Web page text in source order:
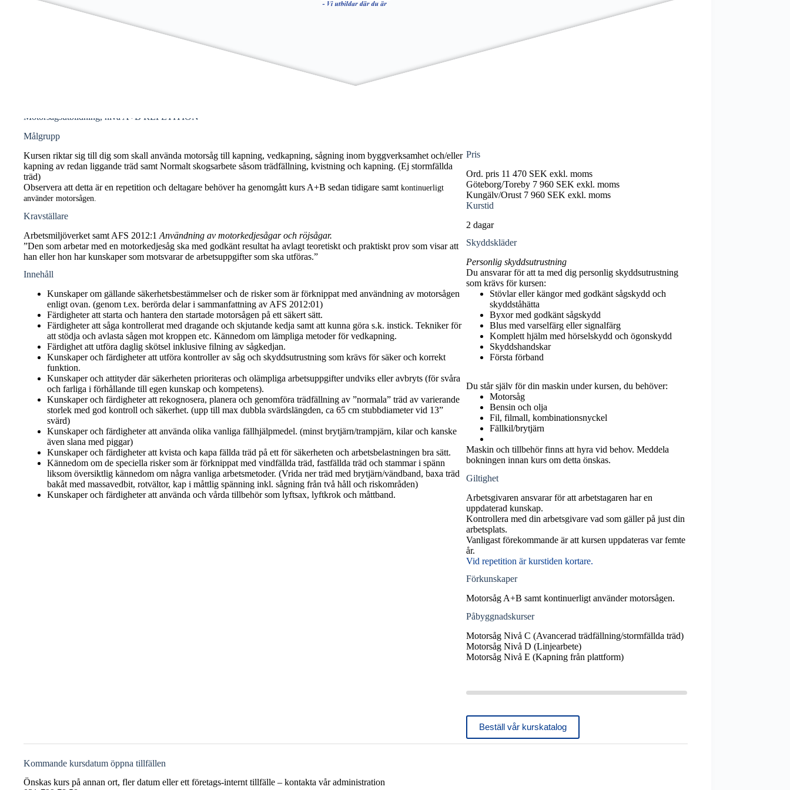
Motorsågsutbildning, nivå A+B REPETITION
Målgrupp
Kursen riktar sig till dig som skall använda motorsåg till kapning, vedkapning, sågning inom byggverksamhet och/eller
kapning av redan liggande träd samt Normalt skogsarbete såsom trädfällning, kvistning och kapning. (Ej stormfällda
träd)
Observera att detta är en repetition och deltagare behöver ha genomgått kurs A+B sedan tidigare samt kontinuerligt
använder motorsågen.
Kravställare
Arbetsmiljöverket samt AFS 2012:1 Användning av motorkedjesågar och röjsågar.
”Den som arbetar med en motorkedjesåg ska med godkänt resultat ha avlagt teoretiskt och praktiskt prov som visar att
han eller hon har kunskaper som motsvarar de arbetsuppgifter som ska utföras.”
Innehåll
Kunskaper om gällande säkerhetsbestämmelser och de risker som är förknippat med användning av motorsågen
enligt ovan. (genom t.ex. berörda delar i sammanfattning av AFS 2012:01)
Färdigheter att starta och hantera den startade motorsågen på ett säkert sätt.
Färdigheter att såga kontrollerat med dragande och skjutande kedja samt att kunna göra s.k. instick. Tekniker för
att stödja och avlasta sågen mot kroppen etc. Kännedom om lämpliga metoder för vedkapning.
Färdighet att utföra daglig skötsel inklusive filning av sågkedjan.
Kunskaper och färdigheter att utföra kontroller av såg och skyddsutrustning som krävs för säker och korrekt
funktion.
Kunskaper och attityder där säkerheten prioriteras och olämpliga arbetsuppgifter undviks eller avbryts (för svåra
och farliga i förhållande till egen kunskap och kompetens).
Kunskaper och färdigheter att rekognosera, planera och genomföra trädfällning av ”normala” träd av varierande
storlek med god kontroll och säkerhet. (upp till max dubbla svärdslängden, ca 65 cm stubbdiameter vid 13”
svärd)
Kunskaper och färdigheter att använda olika vanliga fällhjälpmedel. (minst brytjärn/trampjärn, kilar och kanske
även slana med piggar)
Kunskaper och färdigheter att kvista och kapa fällda träd på ett för säkerheten och arbetsbelastningen bra sätt.
Kännedom om de speciella risker som är förknippat med vindfällda träd, fastfällda träd och stammar i spänn
liksom översiktlig kännedom om några vanliga arbetsmetoder. (Vrida ner träd med brytjärn/vändband, baxa träd
bakåt med massavedbit, rotvältor, kap i måttlig spänning inkl. sågning från två håll och riskområden)
Kunskaper och färdigheter att använda och vårda tillbehör som lyftsax, lyftkrok och måttband.
Pris
Ord. pris 11 470 SEK exkl. moms
Göteborg/Toreby 7 960 SEK exkl. moms
Kungälv/Orust 7 960 SEK exkl. moms
Kurstid
2 dagar
Skyddskläder
Personlig skyddsutrustning
Du ansvarar för att ta med dig personlig skyddsutrustning
som krävs för kursen:
Stövlar eller kängor med godkänt sågskydd och
skyddståhätta
Byxor med godkänt sågskydd
Blus med varselfärg eller signalfärg
Komplett hjälm med hörselskydd och ögonskydd
Skyddshandskar
Första förband
Du står själv för din maskin under kursen, du behöver:
Motorsåg
Bensin och olja
Fil, filmall, kombinationsnyckel
Fällkil/brytjärn
Maskin och tillbehör finns att hyra vid behov. Meddela
bokningen innan kurs om detta önskas.
Giltighet
Arbetsgivaren ansvarar för att arbetstagaren har en
uppdaterad kunskap.
Kontrollera med din arbetsgivare vad som gäller på just din
arbetsplats.
Vanligast förekommande är att kursen uppdateras var femte
år.
Vid repetition är kurstiden kortare.
Förkunskaper
Motorsåg A+B samt kontinuerligt använder motorsågen.
Påbyggnadskurser
Motorsåg Nivå C (Avancerad trädfällning/stormfällda träd)
Motorsåg Nivå D (Linjearbete)
Motorsåg Nivå E (Kapning från plattform)
Beställ vår kurskatalog
Kommande kursdatum öppna tillfällen
Önskas kurs på annan ort, fler datum eller ett företags-internt tillfälle – kontakta vår administration